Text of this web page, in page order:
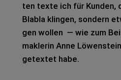
ten texte ich für Kun­den,
Bla­bla klin­gen, son­dern
gen wol­len — wie zum
mak­le­rin Anne
getex­tet habe.